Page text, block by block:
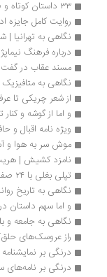
روایت کامل جایزه ادبی
نگاهی به تهرانیا | شیما
درباره فرهنگ نیماپژوهی
مسند عقاب در گفت‌وگو با
نگاهی به متافیزیک شعر |
از شعر چریکی تا عرفان
و اما از گوشه و کنار ترجمه
ویژه نامه اقبال و حافظ در
موش سر به هوا و آسمان و
نامزد کشیش | هریت بیچر
تپلی بغلی با ۲۴ صفحه مصور رنگی
نگاهی به تاریخ
و اما سهم داستان در
نگاهی به جامعه و بازار
راز عروسک‌های حلق‌آویز
درنگی بر نمایشنامه
درنگی بر نامه‌های